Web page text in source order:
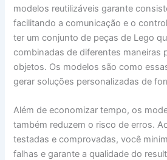
modelos reutilizáveis garante
facilitando a comunicação e o
ter um conjunto de peças de Lego
combinadas de diferentes maneiras
objetos. Os modelos são como
gerar soluções personalizadas de
Além de economizar tempo, os
também reduzem o risco de erros.
testadas e comprovadas, você
falhas e garante a qualidade do